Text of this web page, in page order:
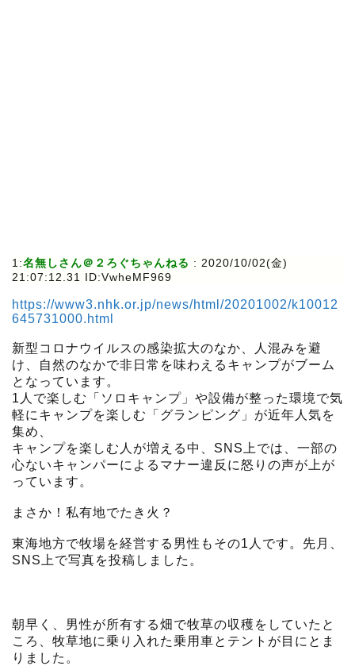
1:名無しさん＠２ろぐちゃんねる : 2020/10/02(金)
21:07:12.31 ID:VwheMF969
https://www3.nhk.or.jp/news/html/20201002/k10012
645731000.html
新型コロナウイルスの感染拡大のなか、人混みを避
け、自然のなかで非日常を味わえるキャンプがブーム
となっています。
1人で楽しむ「ソロキャンプ」や設備が整った環境で気
軽にキャンプを楽しむ「グランピング」が近年人気を
集め、
キャンプを楽しむ人が増える中、SNS上では、一部の
心ないキャンパーによるマナー違反に怒りの声が上が
っています。
まさか！私有地でたき火？
東海地方で牧場を経営する男性もその1人です。先月、
SNS上で写真を投稿しました。
朝早く、男性が所有する畑で牧草の収穫をしていたと
ころ、牧草地に乗り入れた乗用車とテントが目にとま
りました。